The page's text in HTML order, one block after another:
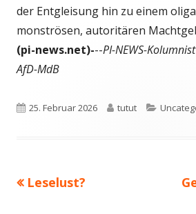
der Entgleisung hin zu einem
monströsen, autoritären
(pi-news.net)---PI-NEWS-
AfD-MdB
Veröffentlicht
25. Februar 2026 Autor
tutut
Beitragsnavigation
Vorheriger
Leselust?